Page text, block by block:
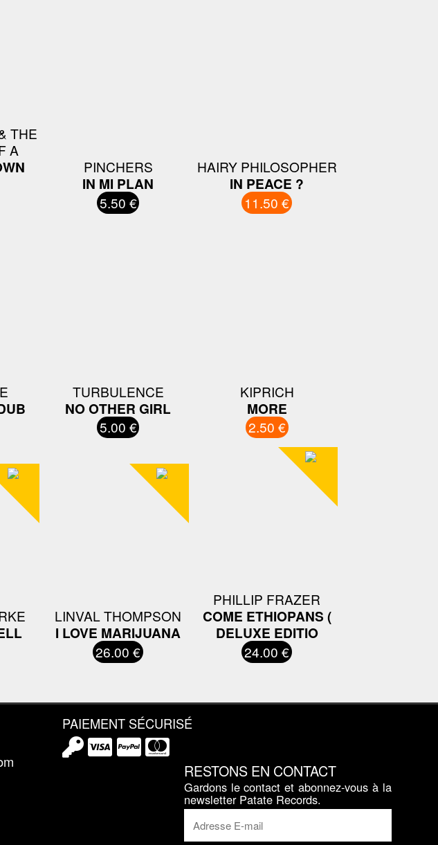
THE
A
PINCHERS
IN MI PLAN
5.50 €
HAIRY PHILOSOPHER
IN PEACE ?
11.50 €
TURBULENCE
NO OTHER GIRL
5.00 €
KIPRICH
MORE
2.50 €
LINVAL THOMPSON
I LOVE MARIJUANA
26.00 €
PHILLIP FRAZER
COME ETHIOPANS (
DELUXE EDITIO
24.00 €
PAIEMENT SÉCURISÉ
RESTONS EN CONTACT
Gardons le contact et abonnez-vous à la
newsletter Patate Records.